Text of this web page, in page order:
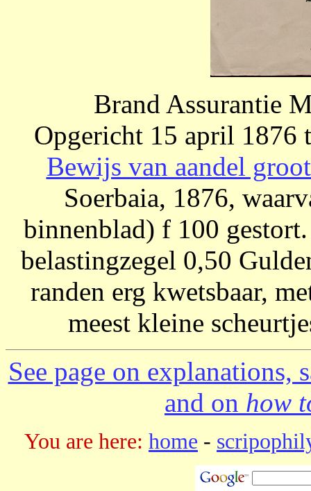
Brand Assurantie
Opgericht 15 april 1876
Bewijs van aandel
Soerbaia, 1876,
binnenblad) f 100
belastingzegel 0,50
randen erg kwetsbaar,
meest kleine
See page on explanations,
and on how
You are here: home -